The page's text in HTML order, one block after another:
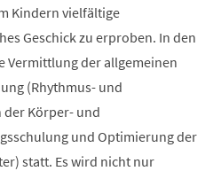
Kindern vielfältige
Geschick zu erproben. In den
Vermittlung der allgemeinen
(Rhythmus- und
der Körper- und
und Optimierung der
statt. Es wird nicht nur